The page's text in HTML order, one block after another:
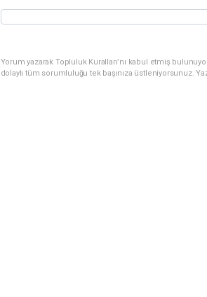
Yorum yazarak Topluluk Kuralları’nı kabul etmiş
dolaylı tüm sorumluluğu tek başınıza üstleniyorsunuz.